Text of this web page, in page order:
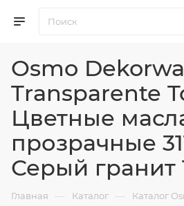
Osmo
Transparente
Цветные
прозрачные
Серый гранит
Главная — Каталог — Каталог